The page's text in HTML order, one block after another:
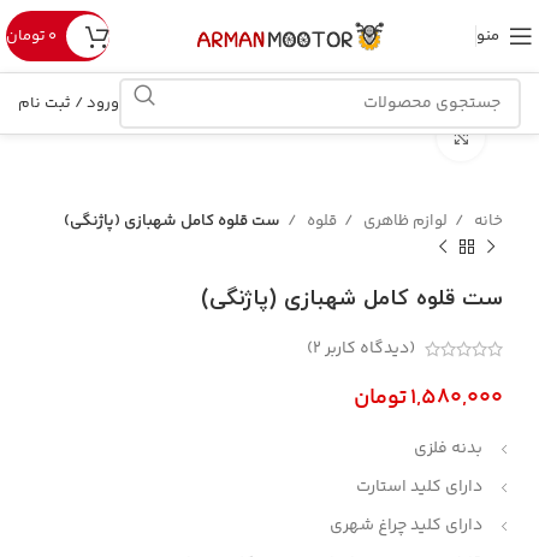
منو ۰ تومان
ورود / ثبت نام
بزرگنمایی تصویر
خانه لوازم ظاهری قلوه ست قلوه کامل شهبازی (پاژنگی)
ست قلوه کامل شهبازی (پاژنگی)
(دیدگاه کاربر2
)
تومان
بدنه فلزی
دارای کلید استارت
دارای کلید چراغ شهری